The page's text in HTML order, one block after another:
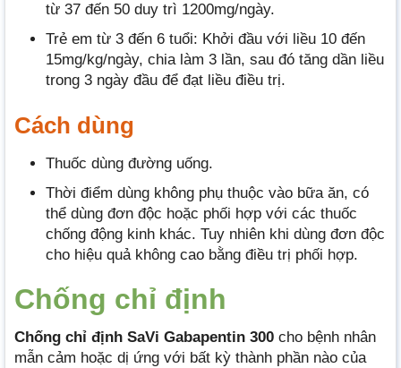
từ 37 đến 50 duy trì 1200mg/ngày.
Trẻ em từ 3 đến 6 tuổi: Khởi đầu với liều 10 đến
15mg/kg/ngày, chia làm 3 lần, sau đó tăng dần liều
trong 3 ngày đầu để đạt liều điều trị.
Cách dùng
Thuốc dùng đường uống.
Thời điểm dùng không phụ thuộc vào bữa ăn, có
thể dùng đơn độc hoặc phối hợp với các thuốc
chống động kinh khác. Tuy nhiên khi dùng đơn độc
cho hiệu quả không cao bằng điều trị phối hợp.
Chống chỉ định
Chống chỉ định SaVi Gabapentin 300 cho bệnh nhân
mẫn cảm hoặc dị ứng với bất kỳ thành phần nào của